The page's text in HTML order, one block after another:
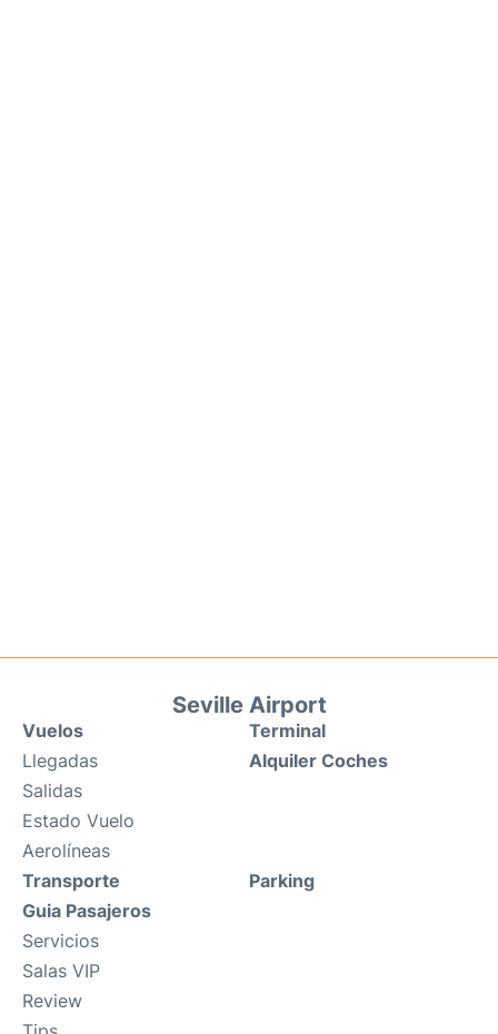
Seville Airport
Vuelos
Llegadas
Salidas
Estado Vuelo
Aerolíneas
Terminal
Alquiler Coches
Transporte
Guia Pasajeros
Servicios
Salas VIP
Review
Parking